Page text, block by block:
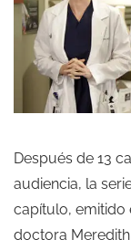
Después de 13
audiencia, la
capítulo, emitido
doctora